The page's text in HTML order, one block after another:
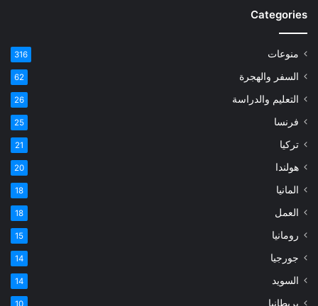
Categories
منوعات 316
السفر والهجرة 62
التعليم والدراسة 26
فرنسا 25
تركيا 21
هولندا 20
المانيا 18
العمل 18
رومانيا 15
جورجيا 14
السويد 14
بريطانيا 10